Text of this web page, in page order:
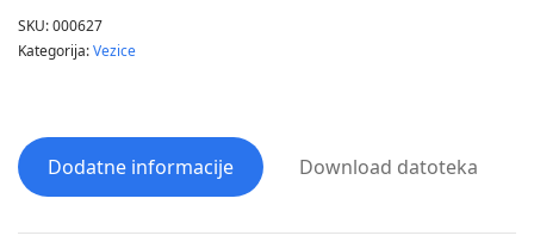
SKU:000627
Kategorija:Vezice
Dodatne informacije Download datoteka